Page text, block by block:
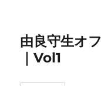
由良守生オ
｜Vol1